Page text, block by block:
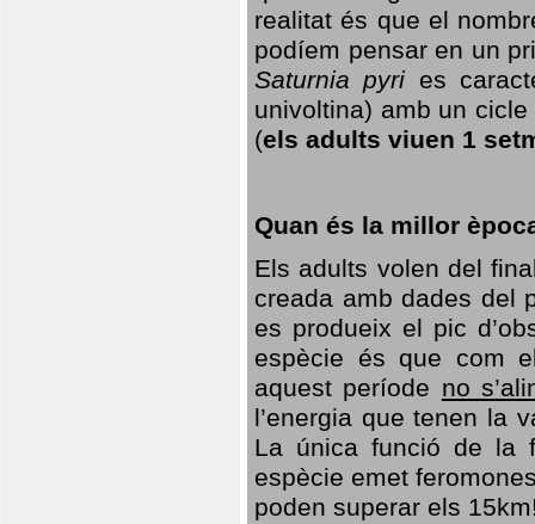
realitat és que el
podíem pensar en un
Saturnia pyri es
univoltina) amb un
(els adults viuen 1
Quan és la millor
Els adults volen del
creada amb dades del
es produeix el pic
espècie és que com
aquest període no
l’energia que tenen la
La única funció de la
espècie emet
poden superar els